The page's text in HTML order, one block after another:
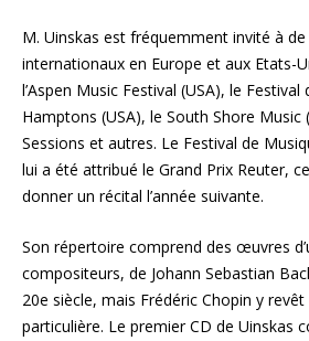
M. Uinskas est fréquemment invité à
internationaux en Europe et aux Etats-
l’Aspen Music Festival (USA), le
Hamptons (USA), le South Shore Music
Sessions et autres. Le Festival de
lui a été attribué le Grand Prix Reuter,
donner un récital l’année suivante.
Son répertoire comprend des œuvres
compositeurs, de Johann Sebastian
20e siècle, mais Frédéric Chopin y
particulière. Le premier CD de Uinskas